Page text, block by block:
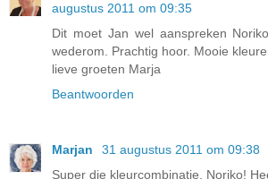
augustus 2011 om 09:35
Dit moet Jan wel aanspreken
wederom. Prachtig hoor. Mooie
lieve groeten Marja
Beantwoorden
Marjan
31 augustus 2011 om 09:38
Super die kleurcombinatie, Noriko!